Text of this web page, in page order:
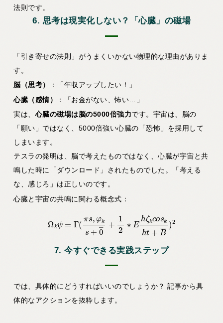
法則です。
6. 思考は現実化しない？「心臓」の磁場
「引き寄せの法則」がうまくいかない物理的な理由がありま
す。
脳（思考）
：「年収アップしたい！」
心臓（感情）
：「お金がない、怖い…」
実は、 心臓の磁場は脳の5000倍強力です。宇宙は、脳の
「願い」ではなく、5000倍強い心臓の「恐怖」を採用して
しまいます。
テスラの発明は、脳で考えたものではなく、心臓が宇宙と共
鳴した時に「ダウンロード」されたものでした。「考える
な、感じろ」は正しいのです。
心臓と宇宙の共鳴に関わる概念式：
s+0 ― ∗ kcoskh
7. 今すぐできる実践ステップ
では、具体的にどうすればいいのでしょうか？ 記事から具
体的なアクションを抜粋します。